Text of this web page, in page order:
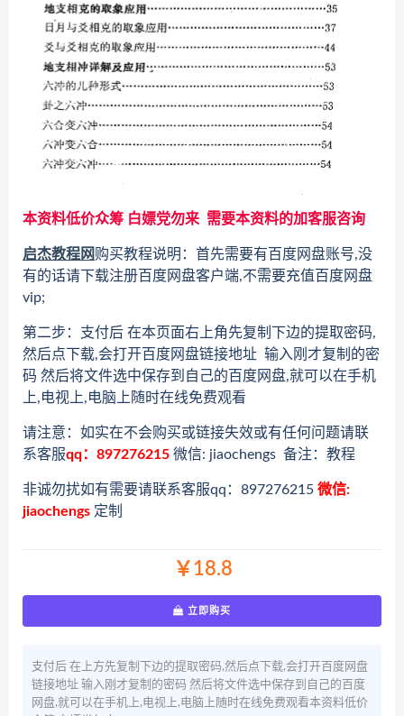
本资料低价众筹 白嫖党勿来 需要本资料的加客服咨询
启杰教程网购买教程说明：首先需要有百度网盘账号,没
有的话请下载注册百度网盘客户端,不需要充值百度网盘
vip;
第二步：支付后 在本页面右上角先复制下边的提取密码,
然后点下载,会打开百度网盘链接地址 输入刚才复制的密
码 然后将文件选中保存到自己的百度网盘,就可以在手机
上,电视上,电脑上随时在线免费观看
请注意：如实在不会购买或链接失效或有任何问题请联
系客服qq：897276215 微信: jiaochengs 备注：教程
非诚勿扰如有需要请联系客服qq：897276215 微信:
jiaochengs 定制
￥18.8
立即购买
支付后 在上方先复制下边的提取密码,然后点下载,会打开百度网盘
链接地址 输入刚才复制的密码 然后将文件选中保存到自己的百度
网盘,就可以在手机上,电视上,电脑上随时在线免费观看本资料低价